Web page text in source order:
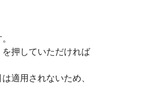
押していただければ
適用されないため、